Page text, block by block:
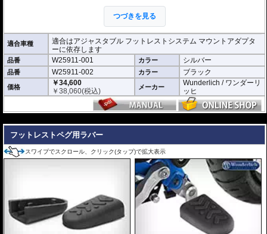
フットレストペグ
つづきを見る
適合車種
適合はアジャスタブル フットレストシステム マウントアダプタ
ーに依存します
品番 W25911-001 カラー シルバー
品番 W25911-002 カラー ブラック
価格
￥34,600
￥38,060(税込) メーカー
Wunderlich / ワンダーリ
ッヒ
フットレストペグ用ラバー
スワイプでスクロール、クリック(タップ)で拡大表示